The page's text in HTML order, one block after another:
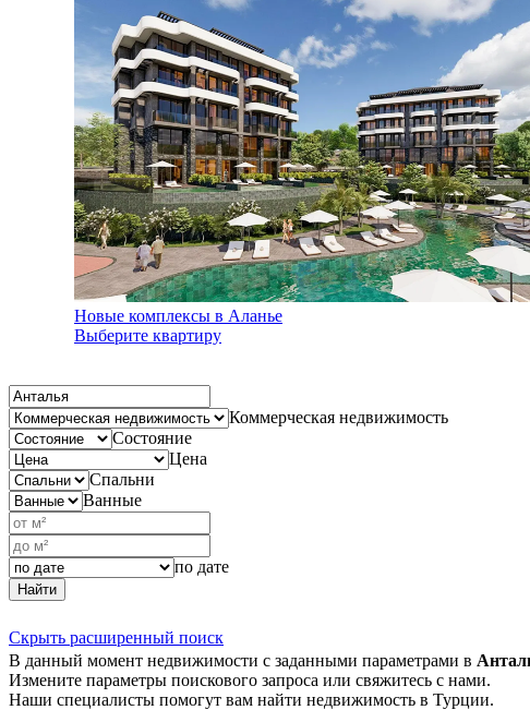
Новые комплексы в Аланье
Выберите квартиру
Коммерческая недвижимость
Состояние
Цена
Спальни
Ванные
по дате
Найти
Скрыть расширенный поиск
В данный момент недвижимости с заданными параметрами в
Измените параметры поискового запроса или свяжитесь с нами.
Наши специалисты помогут вам найти недвижимость в Турции.